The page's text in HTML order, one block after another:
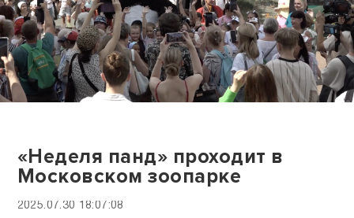
«Неделя панд» проходит в
Московском зоопарке
2025.07.30 18:07:08